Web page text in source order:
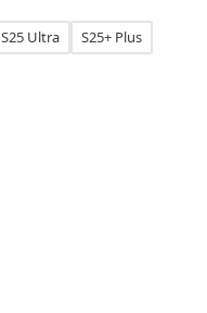
S25 Ultra S25+ Plus